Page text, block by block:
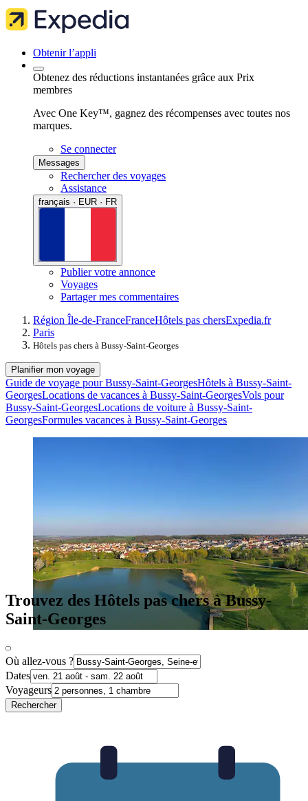
Obtenir l’appli
Obtenez des réductions instantanées grâce aux Prix
membres
Avec One Key™, gagnez des récompenses avec toutes nos
marques.
Se connecter
Messages
Rechercher des voyages
Assistance
français · EUR · FR
Publier votre annonce
Voyages
Partager mes commentaires
Région Île-de-FranceFranceHôtels pas chersExpedia.fr
Paris
Hôtels pas chers à Bussy-Saint-Georges
Planifier mon voyage
Guide de voyage pour Bussy-Saint-GeorgesHôtels à Bussy-Saint-
GeorgesLocations de vacances à Bussy-Saint-GeorgesVols pour
Bussy-Saint-GeorgesLocations de voiture à Bussy-Saint-
GeorgesFormules vacances à Bussy-Saint-Georges
Trouvez des Hôtels pas chers à Bussy-
Saint-Georges
Où allez-vous ?
Dates
Voyageurs
Rechercher